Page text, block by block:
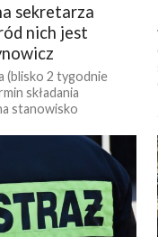
sekretarza
nich jest
(blisko 2 tygodnie
składania
stanowisko
pięć osób. Jedną z...